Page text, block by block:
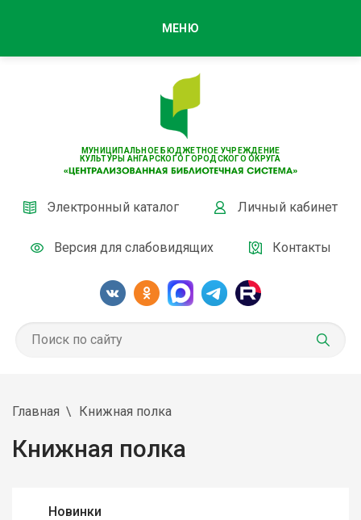
МУНИЦИПАЛЬНОЕ БЮДЖЕТНОЕ УЧРЕЖДЕНИЕ
КУЛЬТУРЫ АНГАРСКОГО ГОРОДСКОГО ОКРУГА
Электронный каталог Личный кабинет
Версия для слабовидящих Контакты
МЕНЮ
Главная Книжная полка
Книжная полка
Новинки